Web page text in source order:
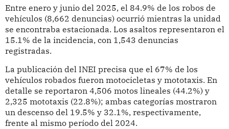
Entre enero y junio del 2025, el 84.9% de los robos de
vehículos (8,662 denuncias) ocurrió mientras la unidad
se encontraba estacionada. Los asaltos representaron el
15.1% de la incidencia, con 1,543 denuncias
registradas.
La publicación del INEI precisa que el 67% de los
vehículos robados fueron motocicletas y mototaxis. En
detalle se reportaron 4,506 motos lineales (44.2%) y
2,325 mototaxis (22.8%); ambas categorías mostraron
un descenso del 19.5% y 32.1%, respectivamente,
frente al mismo período del 2024.